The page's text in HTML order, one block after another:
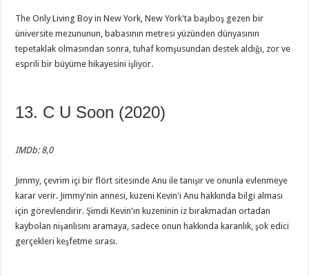
The Only Living Boy in New York, New York'ta başıboş gezen bir
üniversite mezununun, babasının metresi yüzünden dünyasının
tepetaklak olmasından sonra, tuhaf komşusundan destek aldığı, zor ve
esprili bir büyüme hikayesini işliyor.
13. C U Soon (2020)
IMDb: 8,0
Jimmy, çevrim içi bir flört sitesinde Anu ile tanışır ve onunla evlenmeye
karar verir. Jimmy'nin annesi, kuzeni Kevin'i Anu hakkında bilgi alması
için görevlendirir. Şimdi Kevin'ın kuzeninin iz bırakmadan ortadan
kaybolan nişanlısını aramaya, sadece onun hakkında karanlık, şok edici
gerçekleri keşfetme sırası.